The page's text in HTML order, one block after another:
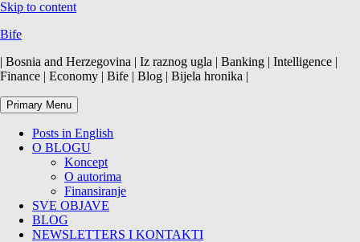
Skip to content
Bife
| Bosnia and Herzegovina | Iz raznog ugla | Banking | Intelligence |
Finance | Economy | Bife | Blog | Bijela hronika |
Primary Menu
Posts in English
O BLOGU
Koncept
O autorima
Finansiranje
SVE OBJAVE
BLOG
NEWSLETTERS I KONTAKTI